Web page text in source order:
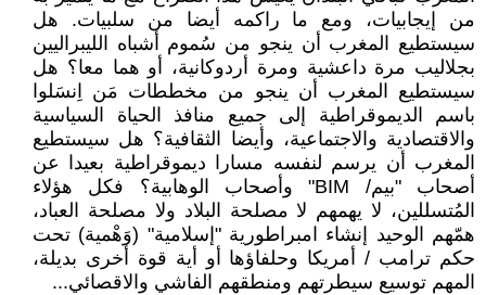
من إيجابيات، ومع ما راكمه أيضا من سلبيات. هل
سيستطيع المغرب أن ينجو من سُموم أشباه الليبراليين
بجلاليب مرة داعشية ومرة أردوكانية، أو هما معا؟ هل
سيستطيع المغرب أن ينجو من مخططات مَن اِنسَلوا
باسم الديموقراطية إلى جميع منافذ الحياة السياسية
والاقتصادية والاجتماعية، وأيضا الثقافية؟ هل سيستطيع
المغرب أن يرسم لنفسه مسارا ديموقراطية بعيدا عن
أصحاب "بيم/ BIM" وأصحاب الوهابية؟ فكل هؤلاء
المُتسللين، لا يهمهم لا مصلحة البلاد ولا مصلحة العباد،
همّهم الوحيد إنشاء امبراطورية "إسلامية" (وَهْمية) تحت
حكم ترامب / أمريكا وحلفاؤها أو أية قوة أخرى بديلة،
المهم توسيع سيطرتهم ومنطقهم الفاشي والاقصائي...